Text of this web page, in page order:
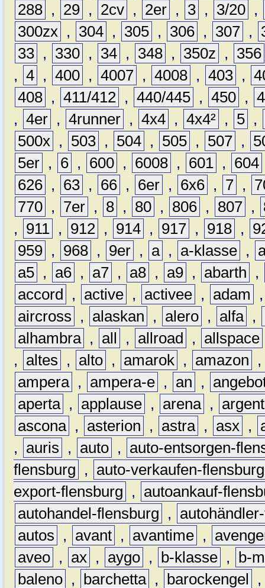
288 , 29 , 2cv , 2er , 3 , 3/20 ,
300zx , 304 , 305 , 306 , 307 ,
33 , 330 , 34 , 348 , 350z ,
356
, 4 , 400 , 4007 , 4008 , 403 ,
408 , 411/412 , 440/445 , 450 ,
, 4er , 4runner , 4x4 , 4x4² , 5 ,
500x , 503 , 504 , 505 , 507 ,
5er , 6 , 600 , 6008 , 601 , 604
626 , 63 , 66 , 6er , 6x6 , 7 ,
770 , 7er , 8 , 80 , 806 , 807 ,
,
911 , 912 , 914 , 917 , 918 ,
959 , 968 , 9er , a , a-klasse ,
a5 , a6 , a7 , a8 , a9 , abarth
,
accord
, active , activee , adam
aircross
, alaskan , alero , alfa ,
alhambra , all , allroad , allspace
,
altes , alto , amarok , amazon
ampera , ampera-e , an ,
aperta , applause , arena ,
ascona , asterion , astra , asx ,
,
auris , auto ,
auto-entsorgen-
flensburg
,
auto-verkaufen-flensburg
export-flensburg
,
autoankauf-
autohandel-flensburg
,
autos
, avant , avantime ,
aveo , ax , aygo , b-klasse ,
b-
baleno , barchetta , barockengel